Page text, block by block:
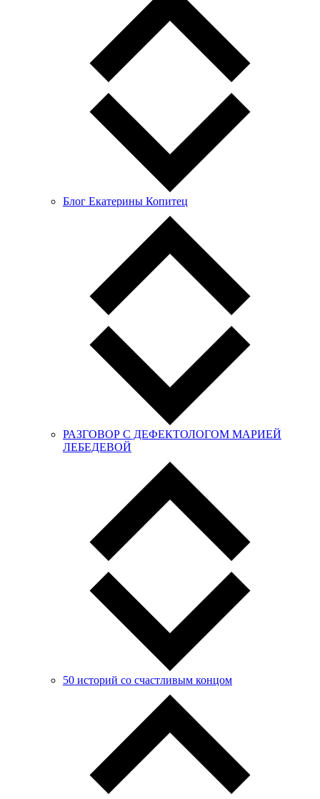
Блог Екатерины Копитец
РАЗГОВОР С ДЕФЕКТОЛОГОМ МАРИЕЙ
ЛЕБЕДЕВОЙ
50 историй со счастливым концом